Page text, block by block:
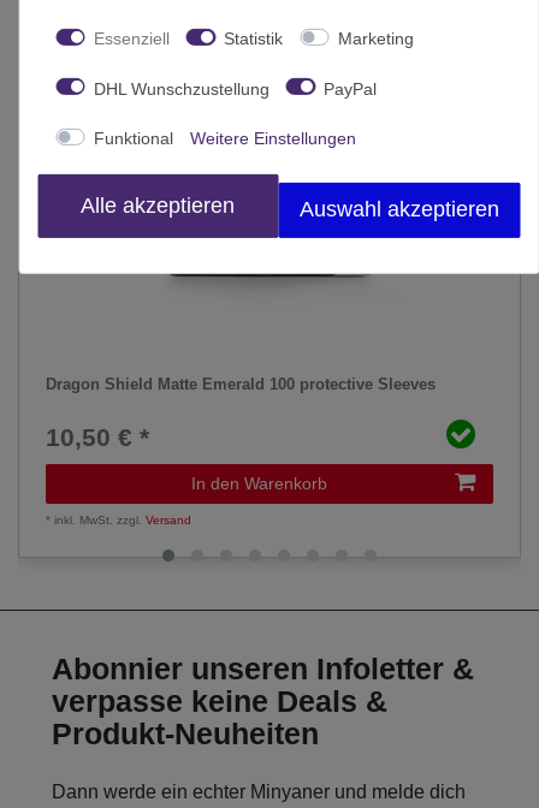
Dragon Shield Matte Emerald 100 protective Sleeves
10,50 € *
In den Warenkorb
*inkl. MwSt. zzgl.Versand
Abonnier unseren Infoletter &
verpasse keine Deals &
Produkt-Neuheiten
Dann werde ein echter Minyaner und melde dich
Essenziell Statistik Marketing
DHL Wunschzustellung PayPal
Funktional Weitere Einstellungen
Alle akzeptieren Auswahl akzeptieren